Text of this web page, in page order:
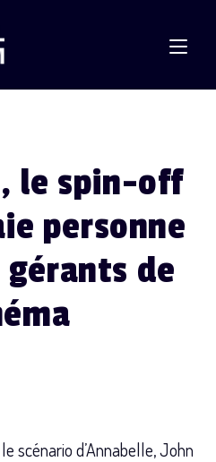
le spin-off
personne
de
scénario d’Annabelle, John